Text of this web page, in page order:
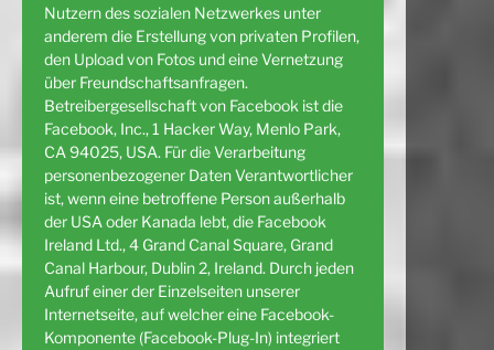
Nutzern des sozialen Netzwerkes unter
anderem die Erstellung von privaten Profilen,
den Upload von Fotos und eine Vernetzung
über Freundschaftsanfragen.
Betreibergesellschaft von Facebook ist die
Facebook, Inc., 1 Hacker Way, Menlo Park,
CA 94025, USA. Für die Verarbeitung
personenbezogener Daten Verantwortlicher
ist, wenn eine betroffene Person außerhalb
der USA oder Kanada lebt, die Facebook
Ireland Ltd., 4 Grand Canal Square, Grand
Canal Harbour, Dublin 2, Ireland. Durch jeden
Aufruf einer der Einzelseiten unserer
Internetseite, auf welcher eine Facebook-
Komponente (Facebook-Plug-In) integriert